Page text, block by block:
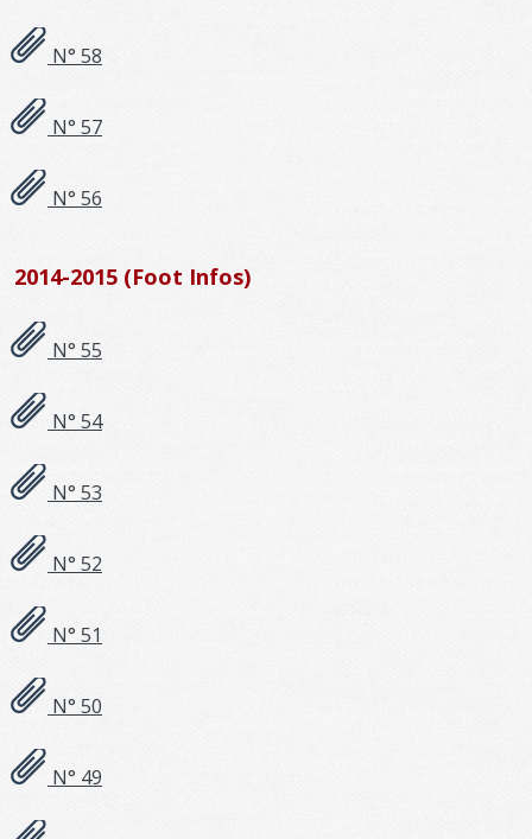
N° 58
N° 57
N° 56
2014-2015 (Foot Infos)
N° 55
N° 54
N° 53
N° 52
N° 51
N° 50
N° 49